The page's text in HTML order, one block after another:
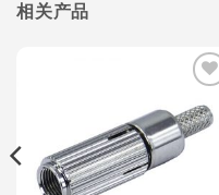
相关产品
wishlist